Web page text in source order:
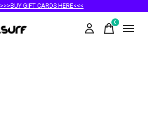
>>>BUY GIFT CARDS HERE<<<
0items